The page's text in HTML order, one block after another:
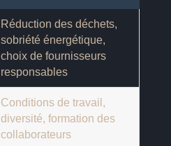
Réduction des déchets,
sobriété énergétique,
choix de fournisseurs
responsables
Conditions de travail,
diversité, formation des
collaborateurs